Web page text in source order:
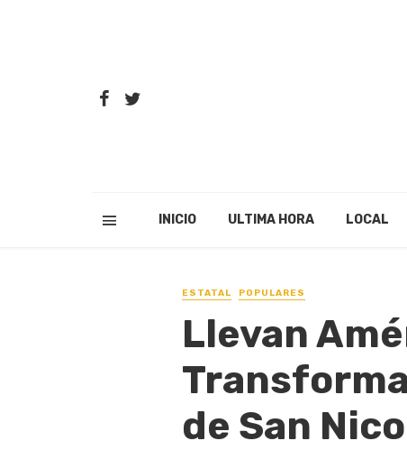
INICIO ULTIMA HORA LOCAL
ESTATAL POPULARES
Llevan
de San